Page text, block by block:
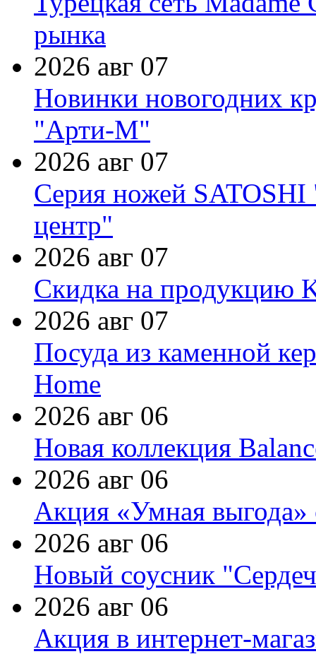
рынка
2026 авг 07
Новинки новогодних
"Арти-М"
2026 авг 07
Серия ножей
центр"
2026 авг 07
Скидка на продукцию
2026 авг 07
Посуда из каменной
Home
2026 авг 06
Новая коллекция
2026 авг 06
Акция «Умная выгода»
2026 авг 06
Новый соусник
2026 авг 06
Акция в интернет-